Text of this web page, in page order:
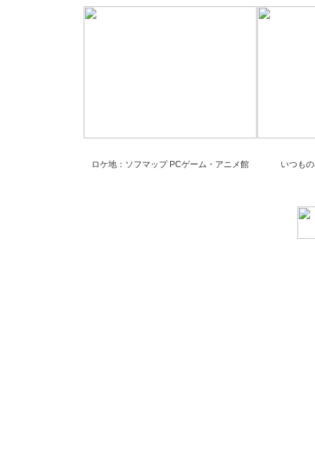
ロケ地：ソフマップ PCゲーム・アニメ館 いつも